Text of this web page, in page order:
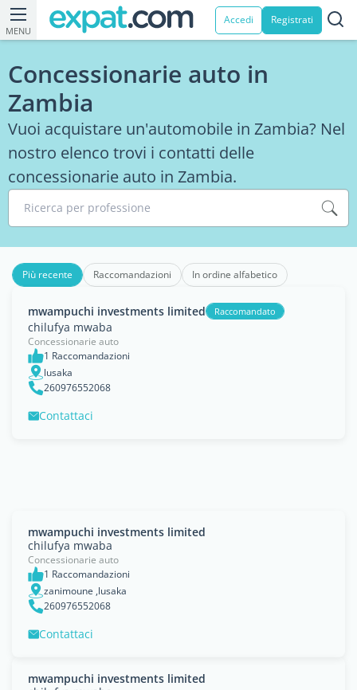
MENU
Accedi Registrati
Concessionarie auto in
Zambia
Vuoi acquistare un'automobile in Zambia? Nel
nostro elenco trovi i contatti delle
concessionarie auto in Zambia.
Ricerca per professione
Più recente Raccomandazioni In ordine alfabetico
mwampuchi investments limited Raccomandato
chilufya mwaba
Concessionarie auto
1 Raccomandazioni
lusaka
260976552068
Contattaci
mwampuchi investments limited
chilufya mwaba
Concessionarie auto
1 Raccomandazioni
zanimoune ,lusaka
260976552068
Contattaci
mwampuchi investments limited